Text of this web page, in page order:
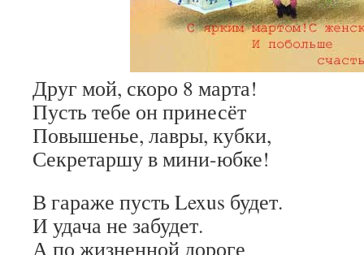
Друг мой, скоро 8 марта!
Пусть тебе он принесёт
Повышенье, лавры, кубки,
Секретаршу в мини-юбке!
В гараже пусть Lexus будет.
И удача не забудет.
А по жизненной дороге